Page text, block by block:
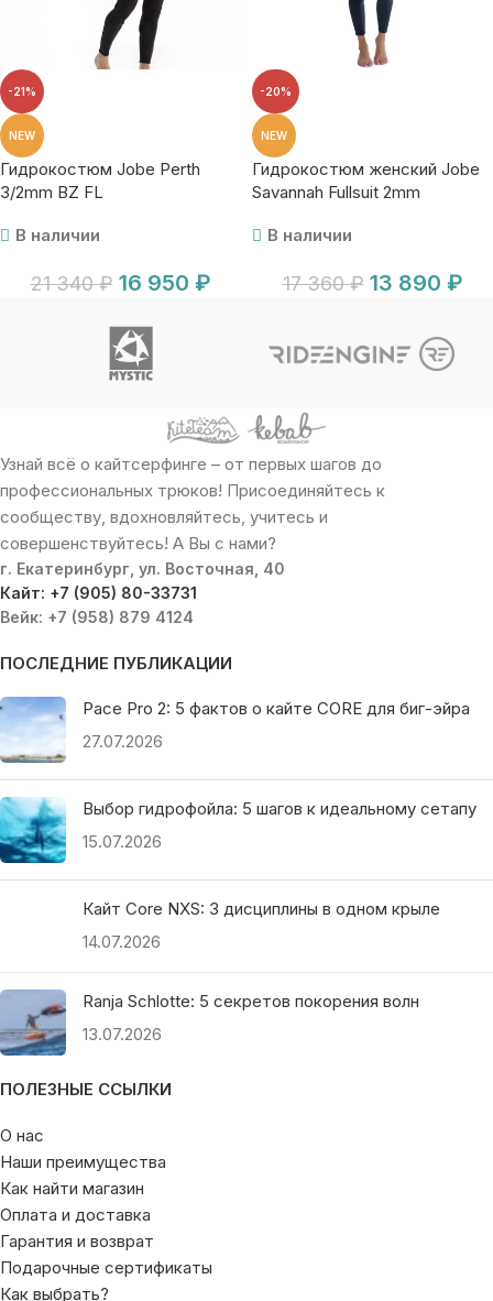
-21%
NEW
Гидрокостюм Jobe Perth
3/2mm BZ FL
В наличии
21 340₽ 16 950 ₽
-20%
NEW
Гидрокостюм женский Jobe
Savannah Fullsuit 2mm
В наличии
17 360₽ 13 890 ₽
Узнай всё о кайтсерфинге – от первых шагов до
профессиональных трюков! Присоединяйтесь к
сообществу, вдохновляйтесь, учитесь и
совершенствуйтесь! А Вы с нами?
г. Екатеринбург, ул. Восточная, 40
Кайт: +7 (905) 80-33731
Вейк: +7 (958) 879 4124
ПОСЛЕДНИЕ ПУБЛИКАЦИИ
Pace Pro 2: 5 фактов о кайте CORE для биг-эйра
27.07.2026
Выбор гидрофойла: 5 шагов к идеальному сетапу
15.07.2026
Кайт Core NXS: 3 дисциплины в одном крыле
14.07.2026
Ranja Schlotte: 5 секретов покорения волн
13.07.2026
ПОЛЕЗНЫЕ ССЫЛКИ
О нас
Наши преимущества
Как найти магазин
Оплата и доставка
Гарантия и возврат
Подарочные сертификаты
Как выбрать?